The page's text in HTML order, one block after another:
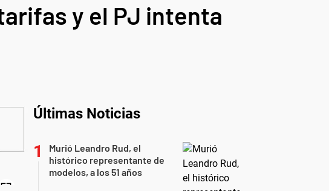
y el PJ intenta
Últimas Noticias
Murió Leandro Rud, el
histórico representante de
modelos, a los 51 años